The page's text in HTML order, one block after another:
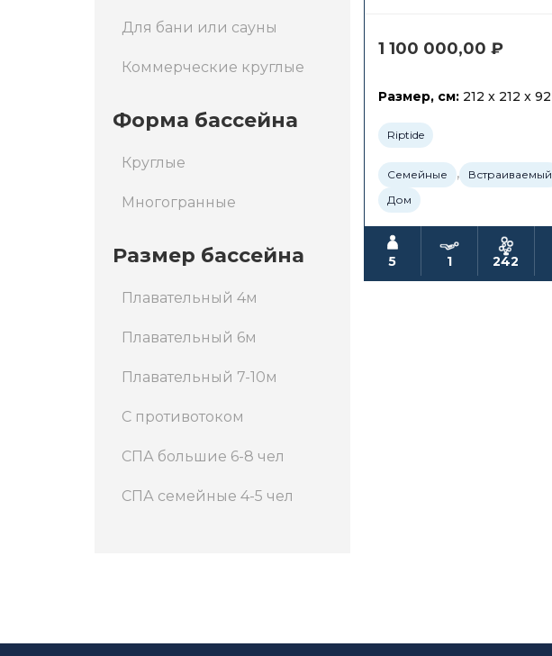
Для бани или сауны
Коммерческие круглые
Форма бассейна
Круглые
Многогранные
Размер бассейна
Плавательный 4м
Плавательный 6м
Плавательный 7-10м
С противотоком
СПА большие 6-8 чел
СПА семейные 4-5 чел
1 100 000,00 ₽
Размер, см:212 x 212 x 92
Riptide
Семейные , Встраиваемый
Дом
5 1 242